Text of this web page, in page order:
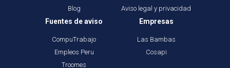
Blog
Aviso legal y privacidad
Fuentes de aviso
CompuTrabajo
Empleos Peru
Troomes
Empresas
Las Bambas
Cosapi